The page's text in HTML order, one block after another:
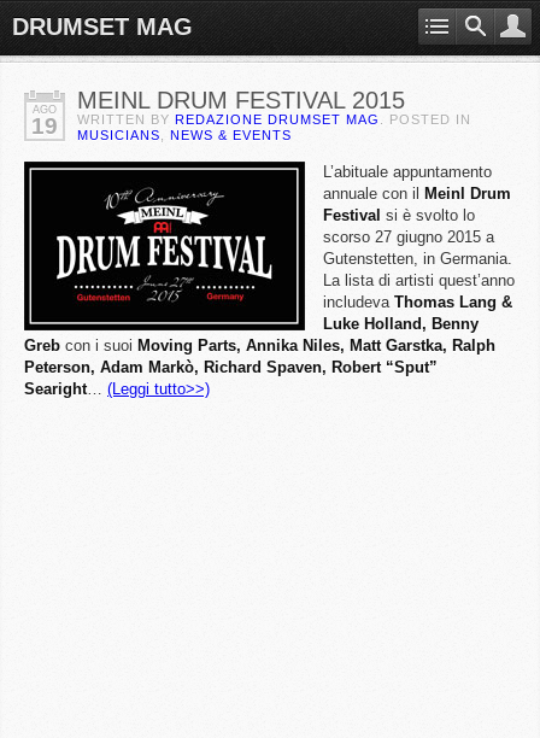
DRUMSET MAG
AGO
19
MEINL DRUM FESTIVAL 2015
WRITTEN BY REDAZIONE DRUMSET MAG
. POSTED IN
MUSICIANS
NEWS & EVENTS
L’abituale appuntamento
annuale con il
Meinl Drum
Festival si è svolto lo
scorso 27 giugno 2015 a
Gutenstetten, in Germania.
La lista di artisti quest’anno
includeva Thomas Lang &
Luke Holland, Benny
Greb con i suoi Moving Parts, Annika Niles, Matt Garstka, Ralph
Peterson, Adam Markò, Richard Spaven, Robert “Sput”
Searight… (Leggi tutto>>)